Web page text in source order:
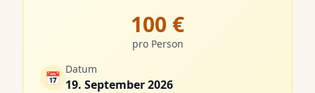
100 €
pro Person
📅
Datum
19. September 2026